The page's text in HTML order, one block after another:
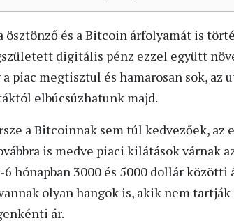
ösztönző és a Bitcoin árfolyamát is
digitális pénz ezzel együtt
piac megtisztul és hamarosan sok, az
elbúcsúzhatunk majd.
a Bitcoinnak sem túl kedvezőek, az
is medve piaci kilátások várnak
hónapban 3000 és 5000 dollár
olyan hangok is, akik nem
ár.